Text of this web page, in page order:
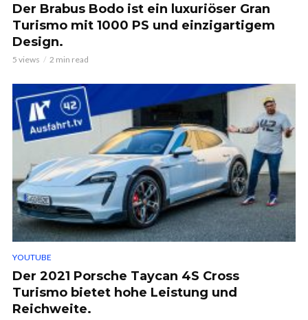
Der Brabus Bodo ist ein luxuriöser Gran
Turismo mit 1000 PS und einzigartigem
Design.
5 views 2 min read
YOUTUBE
Der 2021 Porsche Taycan 4S Cross
Turismo bietet hohe Leistung und
Reichweite.